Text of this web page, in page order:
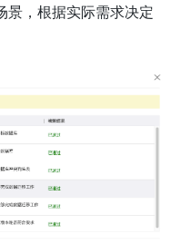
景，根据实际需求决定